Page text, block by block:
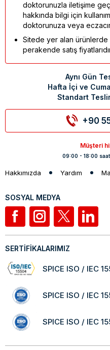
doktorunuzla iletişime
hakkında bilgi için
doktorunuza veya
Sitede yer alan
perakende satış
Aynı Gün
Hafta İçi ve
Standart
+90
Müşteri
09:00 - 18:00
Hakkımızda Yardım
SOSYAL MEDYA
SERTİFİKALARIMIZ
SPICE ISO / IEC
SPICE ISO / IEC
SPICE ISO / IEC